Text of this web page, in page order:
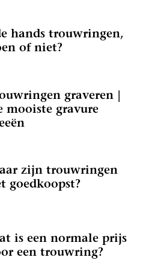
hands trouwringen,
of niet?
graveren |
mooiste gravure
zijn trouwringen
goedkoopst?
is een normale prijs
een trouwring?